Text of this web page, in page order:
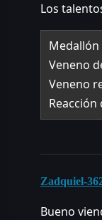
Los
Veneno
Veneno
Reacción
Zadquiel-
Bueno